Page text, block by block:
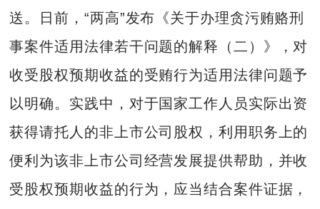
送。日前，“两高”发布《关于办理贪污贿赂刑
事案件适用法律若干问题的解释（二）》，对
收受股权预期收益的受贿行为适用法律问题予
以明确。实践中，对于国家工作人员实际出资
获得请托人的非上市公司股权，利用职务上的
便利为该非上市公司经营发展提供帮助，并收
受股权预期收益的行为，应当结合案件证据，